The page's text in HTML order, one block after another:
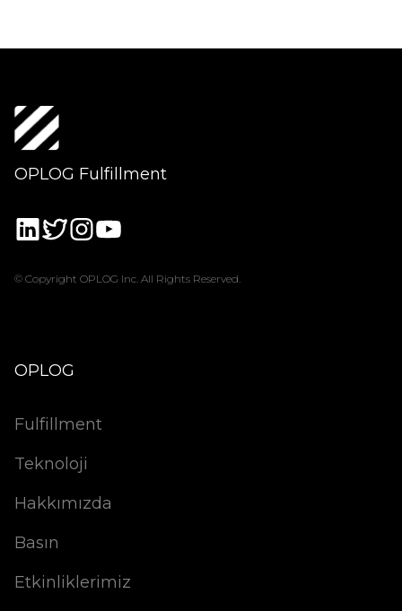
OPLOG Fulfillment
© Copyright OPLOG Inc. All Rights Reserved.
OPLOG
Fulfillment
Teknoloji
Hakkımızda
Basın
Etkinliklerimiz